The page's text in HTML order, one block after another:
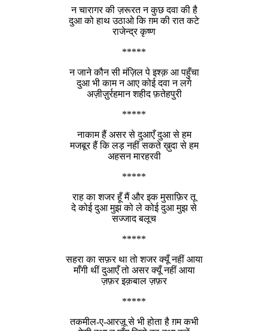
न चारागर की ज़रूरत न कुछ दवा की है
दुआ को हाथ उठाओ कि ग़म की रात कटे
राजेन्द्र कृष्ण
*****
न जाने कौन सी मंज़िल पे इश्क़ आ पहुँचा
दुआ भी काम न आए कोई दवा न लगे
अज़ीज़ुर्रहमान शहीद फ़तेहपुरी
*****
नाकाम हैं असर से दुआएँ दुआ से हम
मजबूर हैं कि लड़ नहीं सकते ख़ुदा से हम
अहसन मारहरवी
*****
राह का शजर हूँ मैं और इक मुसाफ़िर तू
दे कोई दुआ मुझ को ले कोई दुआ मुझ से
सज्जाद बलूच
*****
सहरा का सफ़र था तो शजर क्यूँ नहीं आया
माँगी थीं दुआएँ तो असर क्यूँ नहीं आया
ज़फ़र इक़बाल ज़फ़र
*****
तकमील-ए-आरज़ू से भी होता है ग़म कभी